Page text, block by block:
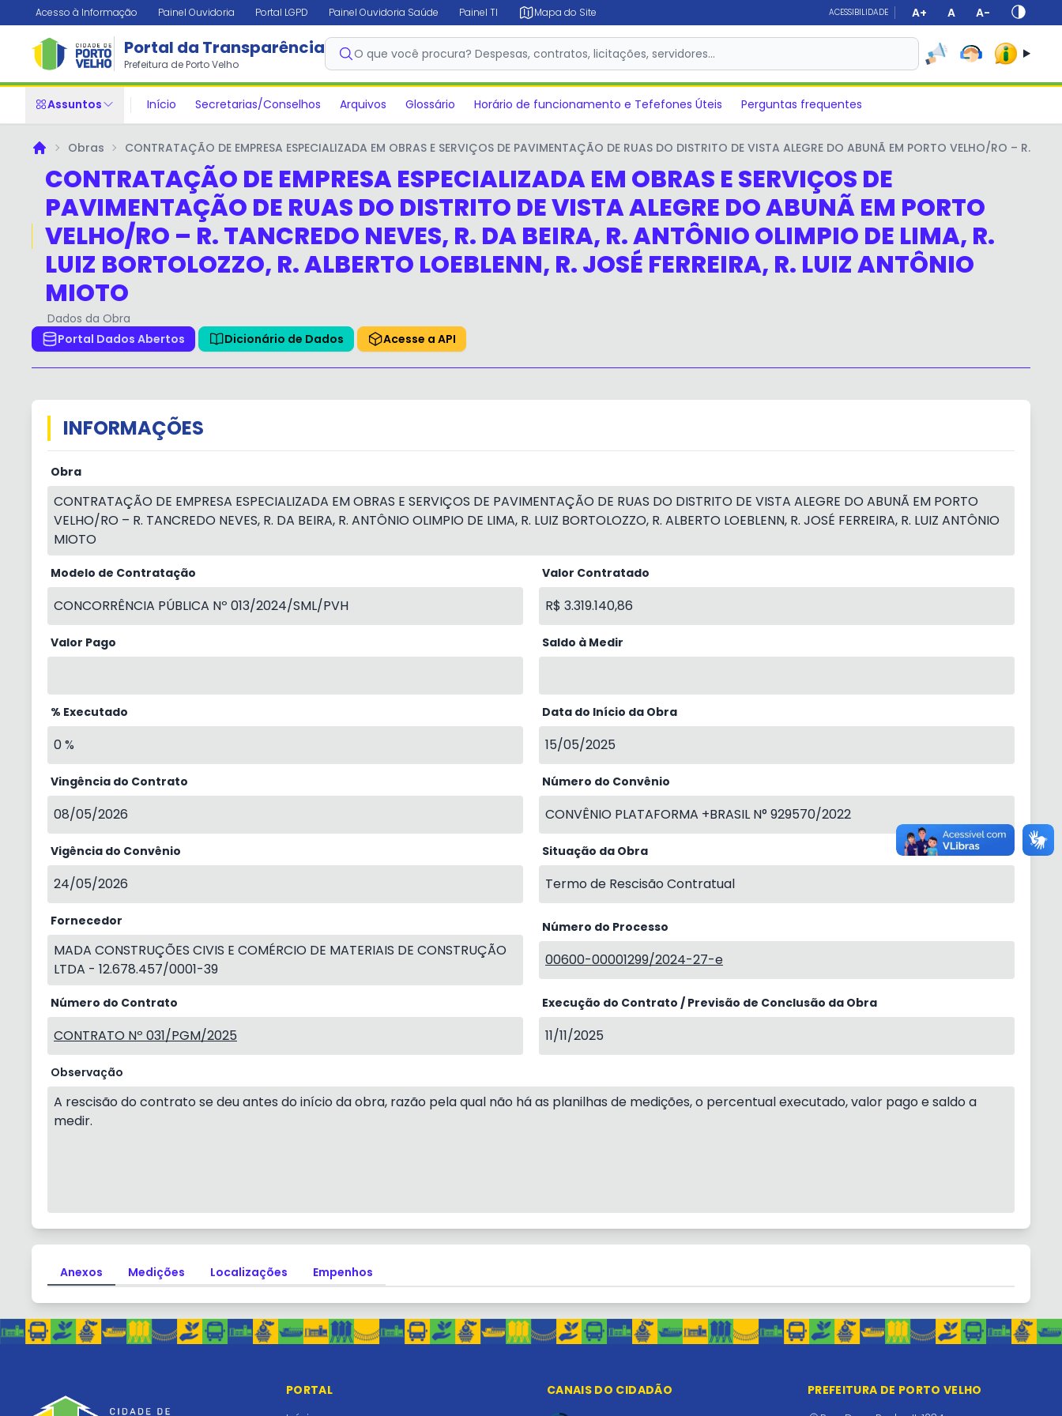
Acesso à Informação Painel Ouvidoria Portal LGPD Painel Ouvidoria Saúde Painel TI Mapa do Site ACESSIBILIDADE A+ A A-
Portal da Transparência
Prefeitura de Porto Velho
O que você procura? Despesas, contratos, licitações, servidores…
Assuntos Início Secretarias/Conselhos Arquivos Glossário Horário de funcionamento e Tefefones Úteis Perguntas frequentes
PrincipalObras CONTRATAÇÃO DE EMPRESA ESPECIALIZADA EM OBRAS E SERVIÇOS DE PAVIMENTAÇÃO DE RUAS DO DISTRITO DE VISTA ALEGRE DO ABUNÃ EM PORTO VELHO/RO – R.
CONTRATAÇÃO DE EMPRESA ESPECIALIZADA EM OBRAS E SERVIÇOS DE
PAVIMENTAÇÃO DE RUAS DO DISTRITO DE VISTA ALEGRE DO ABUNÃ EM PORTO
VELHO/RO – R. TANCREDO NEVES, R. DA BEIRA, R. ANTÔNIO OLIMPIO DE LIMA, R.
LUIZ BORTOLOZZO, R. ALBERTO LOEBLENN, R. JOSÉ FERREIRA, R. LUIZ ANTÔNIO
MIOTO
Dados da Obra
Portal Dados Abertos
Dicionário de Dados Acesse a API
INFORMAÇÕES
Obra
CONTRATAÇÃO DE EMPRESA ESPECIALIZADA EM OBRAS E SERVIÇOS DE PAVIMENTAÇÃO DE RUAS DO DISTRITO DE VISTA ALEGRE DO ABUNÃ EM PORTO
VELHO/RO – R. TANCREDO NEVES, R. DA BEIRA, R. ANTÔNIO OLIMPIO DE LIMA, R. LUIZ BORTOLOZZO, R. ALBERTO LOEBLENN, R. JOSÉ FERREIRA, R. LUIZ ANTÔNIO
MIOTO
Modelo de Contratação
CONCORRÊNCIA PÚBLICA Nº 013/2024/SML/PVH
Valor Contratado
R$ 3.319.140,86
Valor Pago Saldo à Medir
% Executado
0 %
Data do Início da Obra
15/05/2025
Vingência do Contrato
08/05/2026
Número do Convênio
CONVÊNIO PLATAFORMA +BRASIL N° 929570/2022
Vigência do Convênio
24/05/2026
Situação da Obra
Termo de Rescisão Contratual
Fornecedor
MADA CONSTRUÇÕES CIVIS E COMÉRCIO DE MATERIAIS DE CONSTRUÇÃO
LTDA - 12.678.457/0001-39
Número do Processo
00600-00001299/2024-27-e
Número do Contrato
CONTRATO Nº 031/PGM/2025
Execução do Contrato / Previsão de Conclusão da Obra
11/11/2025
Observação
A rescisão do contrato se deu antes do início da obra, razão pela qual não há as planilhas de medições, o percentual executado, valor pago e saldo a
medir.
Anexos Medições Localizações Empenhos
PORTAL
CANAIS DO CIDADÃO
PREFEITURA DE PORTO VELHO
✕